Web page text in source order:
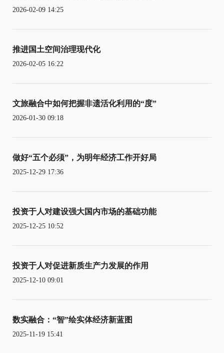
2026-02-09 14:25
推进国土空间治理现代化
2026-02-05 16:22
文旅融合中如何把握非遗活化利用的“度”
2026-01-30 09:18
做好“五个必须”，为明年经济工作开好局
2025-12-29 17:36
投资于人对建设强大国内市场的基础功能
2025-12-25 10:52
投资于人对促进新质生产力发展的作用
2025-12-10 09:01
数实融合：“智”绘实体经济新蓝图
2025-11-19 15:41